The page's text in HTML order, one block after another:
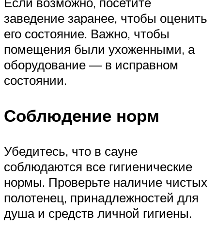
заведение заранее, чтобы оценить
его состояние. Важно, чтобы
помещения были ухоженными, а
оборудование — в исправном
состоянии.
Соблюдение норм
Убедитесь, что в сауне
соблюдаются все гигиенические
нормы. Проверьте наличие чистых
полотенец, принадлежностей для
душа и средств личной гигиены.